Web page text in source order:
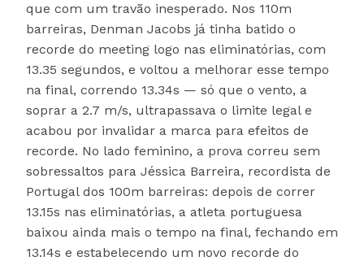
que com um travão inesperado. Nos 110m
barreiras, Denman Jacobs já tinha batido o
recorde do meeting logo nas eliminatórias, com
13.35 segundos, e voltou a melhorar esse tempo
na final, correndo 13.34s — só que o vento, a
soprar a 2.7 m/s, ultrapassava o limite legal e
acabou por invalidar a marca para efeitos de
recorde. No lado feminino, a prova correu sem
sobressaltos para Jéssica Barreira, recordista de
Portugal dos 100m barreiras: depois de correr
13.15s nas eliminatórias, a atleta portuguesa
baixou ainda mais o tempo na final, fechando em
13.14s e estabelecendo um novo recorde do